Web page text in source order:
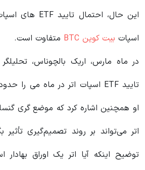
اسپات بیت کوین BTC
متفاوت است.
اتر می‌تواند بر روند تصمیم‌گیری تأثیر
توضیح اینکه آیا اتر یک اوراق